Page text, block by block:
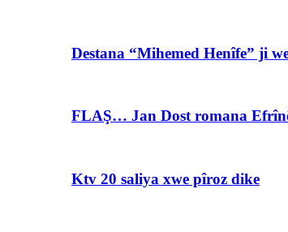
Destana “Mihemed Henîfe” ji
FLAŞ… Jan Dost romana
Ktv 20 saliya xwe pîroz dike